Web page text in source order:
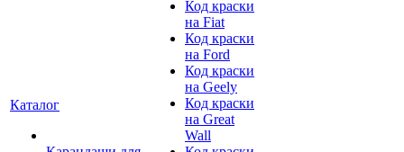
Каталог
Код краски
на Fiat
Код краски
на Ford
Код краски
на Geely
Код краски
на Great
Wall